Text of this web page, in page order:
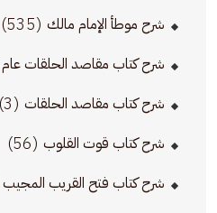
شرح موطأ الإمام مالك (535)
شرح كتاب مقاصد الحلقات عام 1432هـ
شرح كتاب مقاصد الحلقات (3)
شرح كتاب قوت القلوب (56)
شرح كتاب فتح القريب المجيب